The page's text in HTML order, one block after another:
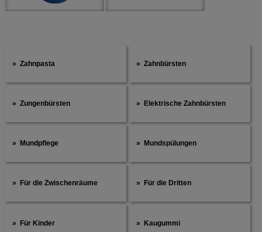
Zahnpasta Zahnbürsten
Zungenbürsten Elektrische Zahnbürsten
Mundpflege Mundspülungen
Für die Zwischenräume Für die Dritten
Für Kinder Kaugummi